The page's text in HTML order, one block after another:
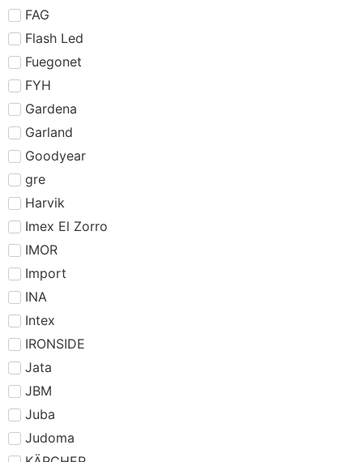
FAG
Flash Led
Fuegonet
FYH
Gardena
Garland
Goodyear
gre
Harvik
Imex El Zorro
IMOR
Import
INA
Intex
IRONSIDE
Jata
JBM
Juba
Judoma